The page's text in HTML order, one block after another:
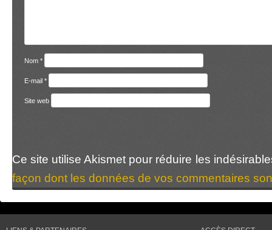
Nom *
E-mail *
Site web
Ce site utilise Akismet pour réduire les
façon dont les données de vos commentaires